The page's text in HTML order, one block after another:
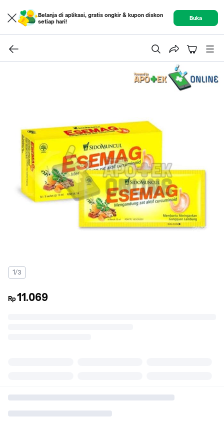
Belanja di aplikasi, gratis ongkir & kupon diskon
setiap hari!
Buka
1/3
Rp11.069